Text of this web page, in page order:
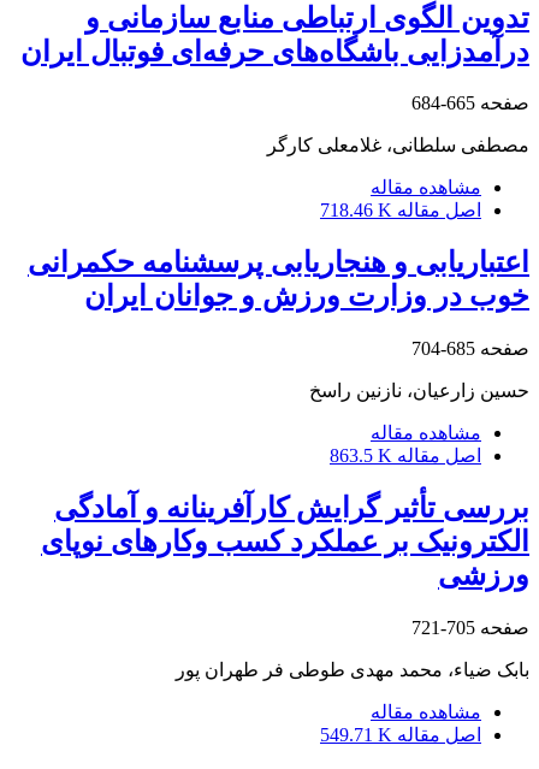
تدوین الگوی ارتباطی منابع سازمانی و
درآمدزایی باشگاه‌های حرفه‌ای فوتبال ایران
صفحه 665-684
مصطفی سلطانی، غلامعلی کارگر
مشاهده مقاله
اصل مقاله 718.46 K
اعتباریابی و هنجاریابی پرسشنامه حکمرانی
خوب در وزارت ورزش و جوانان ایران
صفحه 685-704
حسین زارعیان، نازنین راسخ
مشاهده مقاله
اصل مقاله 863.5 K
بررسی تأثیر گرایش کارآفرینانه و آمادگی
الکترونیک بر عملکرد کسب وکارهای نوپای
ورزشی
صفحه 705-721
بابک ضیاء، محمد مهدی طوطی فر طهران پور
مشاهده مقاله
اصل مقاله 549.71 K